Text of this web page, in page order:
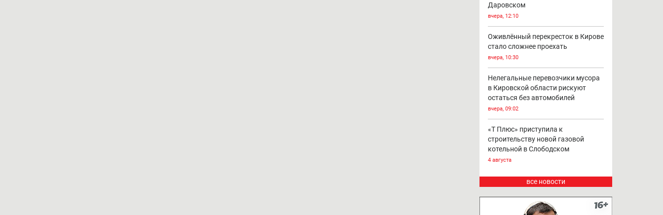
Даровском
вчера, 12:10
Оживлённый перекресток в Кирове
стало сложнее проехать
вчера, 10:30
Нелегальные перевозчики мусора
в Кировской области рискуют
остаться без автомобилей
вчера, 09:02
«Т Плюс» приступила к
строительству новой газовой
котельной в Слободском
4 августа
все новости